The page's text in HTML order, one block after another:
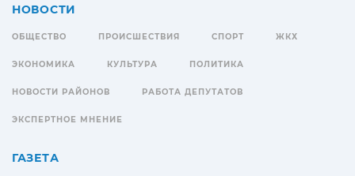
НОВОСТИ
ОБЩЕСТВО ПРОИСШЕСТВИЯ СПОРТ ЖКХ
ЭКОНОМИКА КУЛЬТУРА ПОЛИТИКА
НОВОСТИ РАЙОНОВ РАБОТА ДЕПУТАТОВ
ЭКСПЕРТНОЕ МНЕНИЕ
ГАЗЕТА